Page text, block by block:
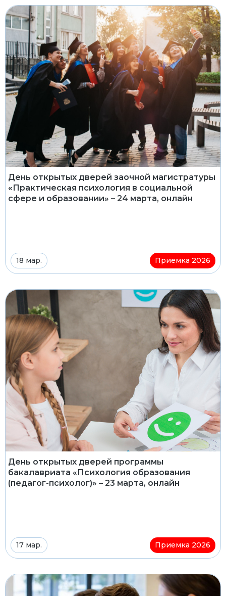
День открытых дверей заочной магистратуры
«Практическая психология в социальной
сфере и образовании» – 24 марта, онлайн
18 мар. Приемка 2026
День открытых дверей программы
бакалавриата «Психология образования
(педагог-психолог)» – 23 марта, онлайн
17 мар. Приемка 2026